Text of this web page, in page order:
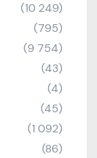
(10 249)
(795)
(9 754)
(43)
(4)
(45)
(1 092)
(86)